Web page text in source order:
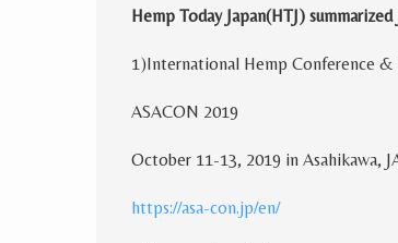
Hemp Today Japan(HTJ)
1)International Hemp Conference &
ASACON 2019
October 11-13, 2019 in Asahikawa,
https://asa-con.jp/en/